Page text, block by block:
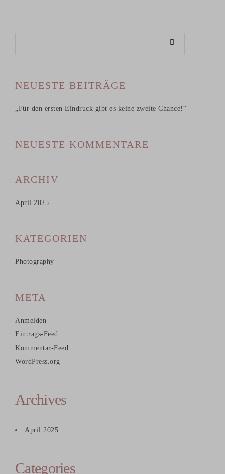
NEUESTE BEITRÄGE
„Für den ersten Eindruck gibt es keine zweite Chance!“
NEUESTE KOMMENTARE
ARCHIV
April 2025
KATEGORIEN
Photography
META
Anmelden
Eintrags-Feed
Kommentar-Feed
WordPress.org
Archives
April 2025
Categories